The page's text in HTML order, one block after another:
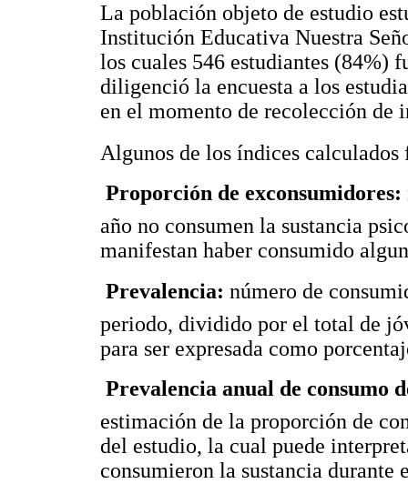
La población objeto de estudio
Institución Educativa Nuestra
los cuales 546 estudiantes (84%)
diligenció la encuesta a los
en el momento de recolección de
Algunos de los índices calculados
Proporción de exconsumidores:
año no consumen la sustancia
manifestan haber consumido
Prevalencia: número de
periodo, dividido por el total de
para ser expresada como
Prevalencia anual de consumo
estimación de la proporción de
del estudio, la cual puede
consumieron la sustancia durante